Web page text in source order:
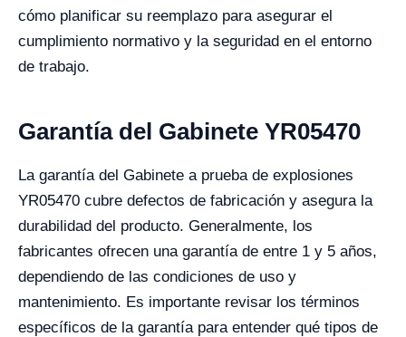
cómo planificar su reemplazo para asegurar el
cumplimiento normativo y la seguridad en el entorno
de trabajo.
Garantía del Gabinete YR05470
La garantía del Gabinete a prueba de explosiones
YR05470 cubre defectos de fabricación y asegura la
durabilidad del producto. Generalmente, los
fabricantes ofrecen una garantía de entre 1 y 5 años,
dependiendo de las condiciones de uso y
mantenimiento. Es importante revisar los términos
específicos de la garantía para entender qué tipos de